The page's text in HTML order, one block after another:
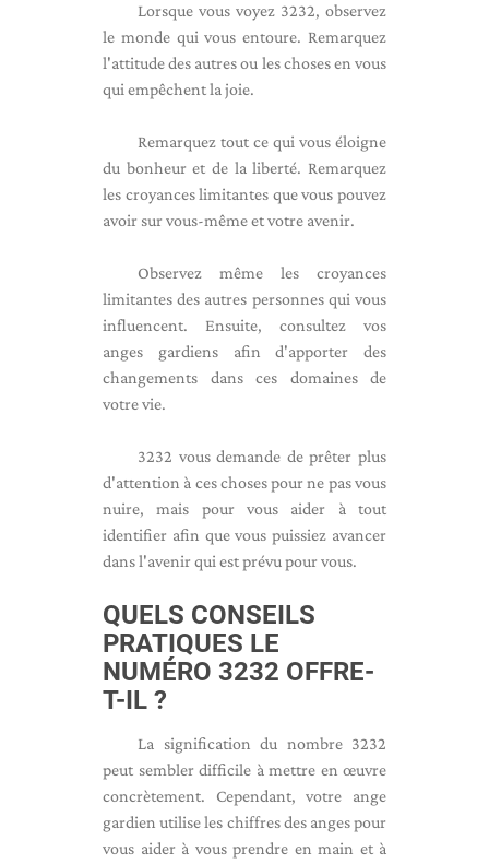
Lorsque vous voyez 3232, observez
le monde qui vous entoure. Remarquez
l'attitude des autres ou les choses en vous
qui empêchent la joie.
Remarquez tout ce qui vous éloigne
du bonheur et de la liberté. Remarquez
les croyances limitantes que vous pouvez
avoir sur vous-même et votre avenir.
Observez même les croyances
limitantes des autres personnes qui vous
influencent. Ensuite, consultez vos
anges gardiens afin d'apporter des
changements dans ces domaines de
votre vie.
3232 vous demande de prêter plus
d'attention à ces choses pour ne pas vous
nuire, mais pour vous aider à tout
identifier afin que vous puissiez avancer
dans l'avenir qui est prévu pour vous.
QUELS CONSEILS
PRATIQUES LE
NUMÉRO 3232 OFFRE-
T-IL ?
La signification du nombre 3232
peut sembler difficile à mettre en œuvre
concrètement. Cependant, votre ange
gardien utilise les chiffres des anges pour
vous aider à vous prendre en main et à